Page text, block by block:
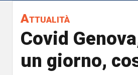
Attualità
Covid
un giorno,